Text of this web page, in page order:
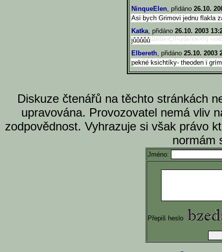
NinqueElen, přidáno 26.10.
Asi bych Grimovi jednu flakla
Katka, přidáno 26.10. 2003
jůůůůů
Elbereth, přidáno 25.10. 2003
pekné ksichtíky- theoden i
Diskuze čtenářů na těchto stránkách
upravována. Provozovatel nemá vliv
zodpovědnost. Vyhrazuje si však právo
normám
Jméno:
Přepiš heslo